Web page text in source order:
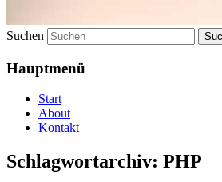
Suchen
Hauptmenü
Start
About
Kontakt
Schlagwortarchiv: PHP